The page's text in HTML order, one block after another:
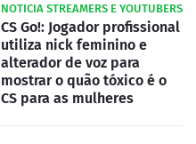
NOTICIA STREAMERS E YOUTUBERS
CS Go!: Jogador profissional
utiliza nick feminino e
alterador de voz para
mostrar o quão tóxico é o
CS para as mulheres